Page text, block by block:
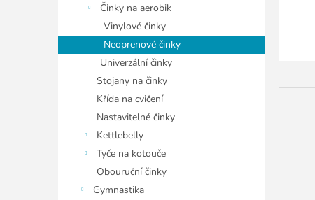
Činky na aerobik
Vinylové činky
Neoprenové činky
Univerzální činky
Stojany na činky
Křída na cvičení
Nastavitelné činky
Kettlebelly
Tyče na kotouče
Obouruční činky
Gymnastika